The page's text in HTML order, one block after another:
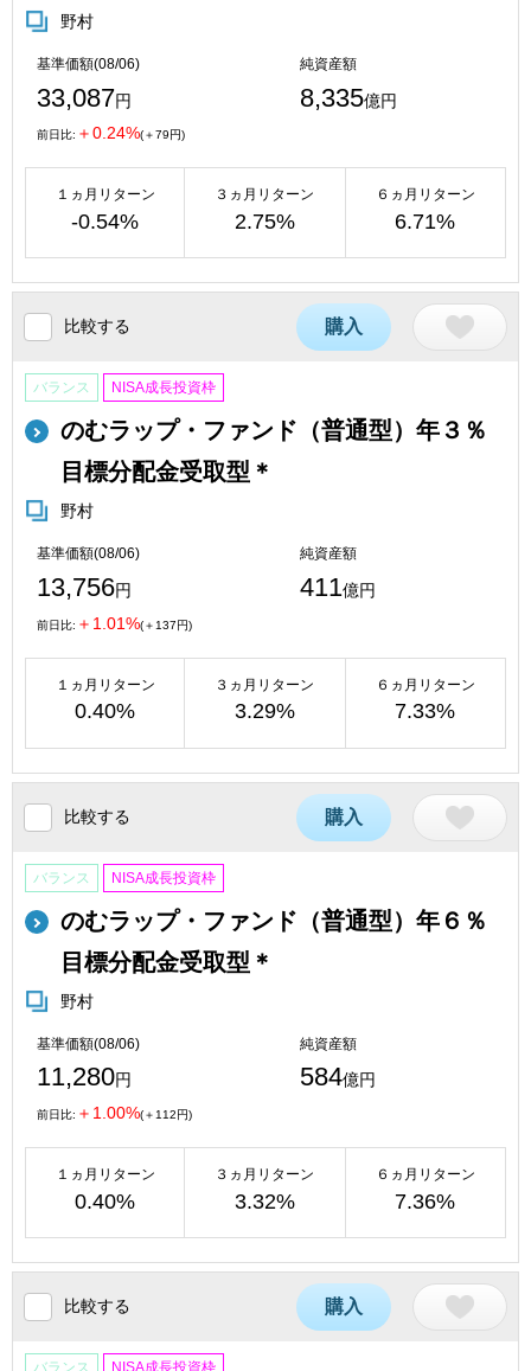
野村
基準価額(08/06)
33,087円
純資産額
8,335億円
前日比: ＋0.24%(＋79円)
１ヵ月リターン
-0.54%
３ヵ月リターン
2.75%
６ヵ月リターン
6.71%
比較する 購入
バランス NISA成長投資枠
のむラップ・ファンド（普通型）年３％
目標分配金受取型＊
野村
基準価額(08/06)
13,756円
純資産額
411億円
前日比: ＋1.01%(＋137円)
１ヵ月リターン
0.40%
３ヵ月リターン
3.29%
６ヵ月リターン
7.33%
比較する 購入
バランス NISA成長投資枠
のむラップ・ファンド（普通型）年６％
目標分配金受取型＊
野村
基準価額(08/06)
11,280円
純資産額
584億円
前日比: ＋1.00%(＋112円)
１ヵ月リターン
0.40%
３ヵ月リターン
3.32%
６ヵ月リターン
7.36%
比較する 購入
バランス NISA成長投資枠